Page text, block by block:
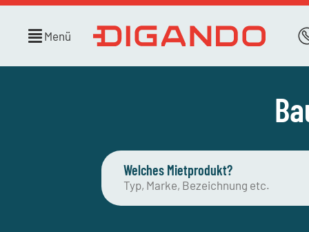
Menü
Welches Mietprodukt?